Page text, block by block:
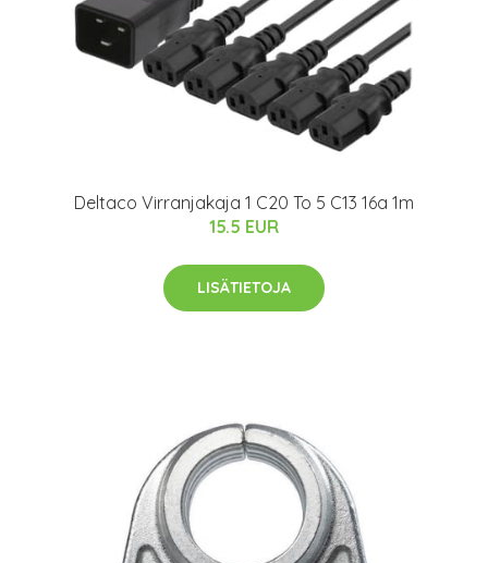
Deltaco Virranjakaja 1 C20 To 5 C13 16a 1m
15.5 EUR
LISÄTIETOJA